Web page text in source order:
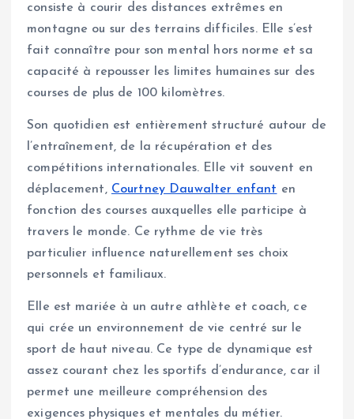
consiste à courir des distances extrêmes en
montagne ou sur des terrains difficiles. Elle s’est
fait connaître pour son mental hors norme et sa
capacité à repousser les limites humaines sur des
courses de plus de 100 kilomètres.
Son quotidien est entièrement structuré autour de
l’entraînement, de la récupération et des
compétitions internationales. Elle vit souvent en
déplacement, Courtney Dauwalter enfant en
fonction des courses auxquelles elle participe à
travers le monde. Ce rythme de vie très
particulier influence naturellement ses choix
personnels et familiaux.
Elle est mariée à un autre athlète et coach, ce
qui crée un environnement de vie centré sur le
sport de haut niveau. Ce type de dynamique est
assez courant chez les sportifs d’endurance, car il
permet une meilleure compréhension des
exigences physiques et mentales du métier.